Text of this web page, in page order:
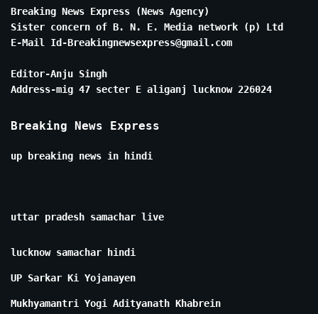
Breaking News Express (News Agency)
Sister concern of B. N. E. Media network (p) Ltd
E-Mail Id-Breakingnewsexpress@gmail.com
Editor-Anju Singh
Address-mig 47 secter E aliganj lucknow 226024
Breaking News Express
up breaking news in hindi
uttar pradesh samachar live
lucknow samachar hindi
UP Sarkar Ki Yojanayen
Mukhyamantri Yogi Adityanath Khabrein